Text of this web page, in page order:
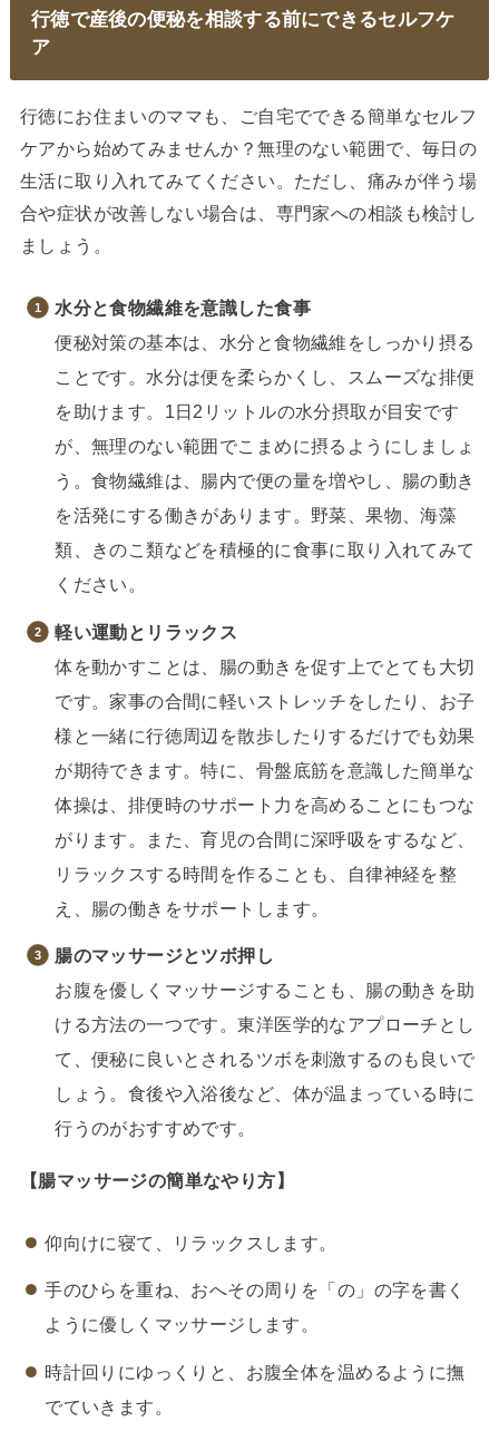
行徳で産後の便秘を相談する前にできるセルフケ
ア
行徳にお住まいのママも、ご自宅でできる簡単なセルフ
ケアから始めてみませんか？無理のない範囲で、毎日の
生活に取り入れてみてください。ただし、痛みが伴う場
合や症状が改善しない場合は、専門家への相談も検討し
ましょう。
水分と食物繊維を意識した食事
便秘対策の基本は、水分と食物繊維をしっかり摂る
ことです。水分は便を柔らかくし、スムーズな排便
を助けます。1日2リットルの水分摂取が目安です
が、無理のない範囲でこまめに摂るようにしましょ
う。食物繊維は、腸内で便の量を増やし、腸の動き
を活発にする働きがあります。野菜、果物、海藻
類、きのこ類などを積極的に食事に取り入れてみて
ください。
軽い運動とリラックス
体を動かすことは、腸の動きを促す上でとても大切
です。家事の合間に軽いストレッチをしたり、お子
様と一緒に行徳周辺を散歩したりするだけでも効果
が期待できます。特に、骨盤底筋を意識した簡単な
体操は、排便時のサポート力を高めることにもつな
がります。また、育児の合間に深呼吸をするなど、
リラックスする時間を作ることも、自律神経を整
え、腸の働きをサポートします。
腸のマッサージとツボ押し
お腹を優しくマッサージすることも、腸の動きを助
ける方法の一つです。東洋医学的なアプローチとし
て、便秘に良いとされるツボを刺激するのも良いで
しょう。食後や入浴後など、体が温まっている時に
行うのがおすすめです。
【腸マッサージの簡単なやり方】
仰向けに寝て、リラックスします。
手のひらを重ね、おへその周りを「の」の字を書く
ように優しくマッサージします。
時計回りにゆっくりと、お腹全体を温めるように撫
でていきます。